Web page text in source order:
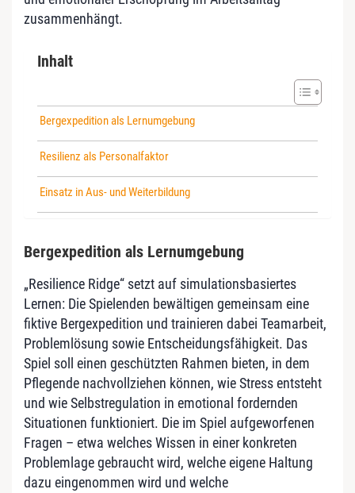
zusammenhängt.
Inhalt
Bergexpedition als Lernumgebung
Resilienz als Personalfaktor
Einsatz in Aus- und Weiterbildung
Bergexpedition als Lernumgebung
„Resilience Ridge“ setzt auf simulationsbasiertes
Lernen: Die Spielenden bewältigen gemeinsam eine
fiktive Bergexpedition und trainieren dabei Teamarbeit,
Problemlösung sowie Entscheidungsfähigkeit. Das
Spiel soll einen geschützten Rahmen bieten, in dem
Pflegende nachvollziehen können, wie Stress entsteht
und wie Selbstregulation in emotional fordernden
Situationen funktioniert. Die im Spiel aufgeworfenen
Fragen – etwa welches Wissen in einer konkreten
Problemlage gebraucht wird, welche eigene Haltung
dazu eingenommen wird und welche